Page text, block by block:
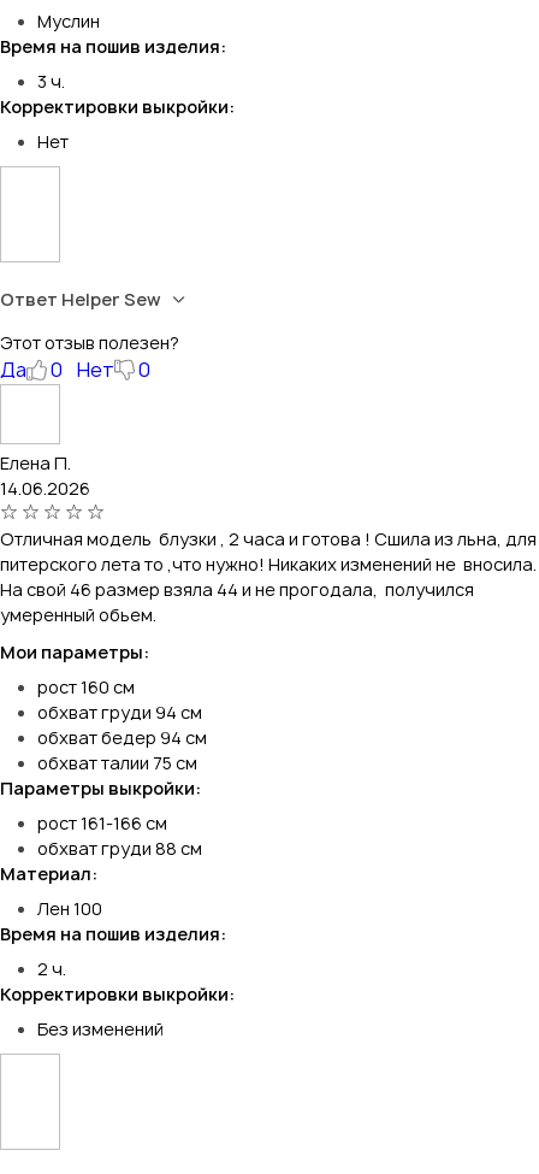
Муслин
Время на пошив изделия:
3 ч.
Корректировки выкройки:
Нет
Ответ Helper Sew
Этот отзыв полезен?
Да 0 Нет 0
Елена П.
14.06.2026
Отличная модель блузки , 2 часа и готова ! Сшила из льна, для
питерского лета то ,что нужно! Никаких изменений не вносила.
На свой 46 размер взяла 44 и не прогодала, получился
умеренный обьем.
Мои параметры:
рост 160 см
обхват груди 94 см
обхват бедер 94 см
обхват талии 75 см
Параметры выкройки:
рост 161-166 см
обхват груди 88 см
Материал:
Лен 100
Время на пошив изделия:
2 ч.
Корректировки выкройки:
Без изменений